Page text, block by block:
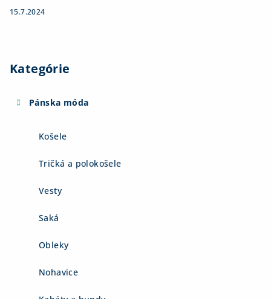
15.7.2024
Kategórie
Pánska móda
Košele
Tričká a polokošele
Vesty
Saká
Obleky
Nohavice